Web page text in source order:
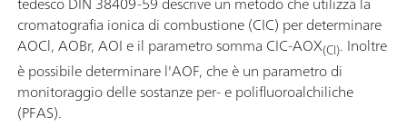
cromatografia ionica di combustione (CIC) per determinare
AOCl, AOBr, AOI e il parametro somma CIC-AOX(Cl). Inoltre
è possibile determinare l'AOF, che è un parametro di
monitoraggio delle sostanze per- e polifluoroalchiliche
(PFAS).